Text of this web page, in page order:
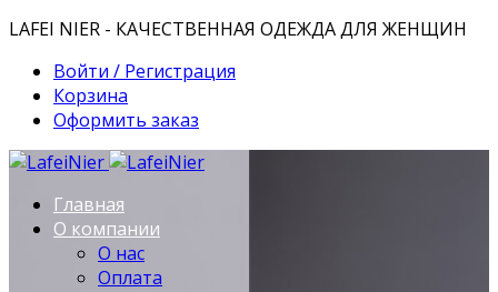
LAFEI NIER - КАЧЕСТВЕННАЯ ОДЕЖДА ДЛЯ ЖЕНЩИН
Войти / Регистрация
Корзина
Оформить заказ
Главная
О компании
О нас
Оплата